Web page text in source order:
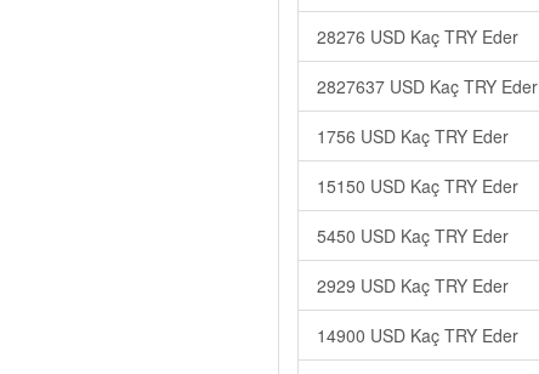
28276 USD Kaç TRY Eder
2827637 USD Kaç TRY Eder
1756 USD Kaç TRY Eder
15150 USD Kaç TRY Eder
5450 USD Kaç TRY Eder
2929 USD Kaç TRY Eder
14900 USD Kaç TRY Eder